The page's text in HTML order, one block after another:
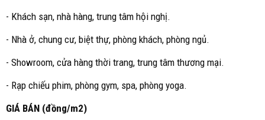
- Khách sạn, nhà hàng, trung tâm hội nghị.
- Nhà ở, chung cư, biệt thự, phòng khách, phòng ngủ.
- Showroom, cửa hàng thời trang, trung tâm thương mại.
- Rạp chiếu phim, phòng gym, spa, phòng yoga.
GIÁ BÁN (đồng/m2)